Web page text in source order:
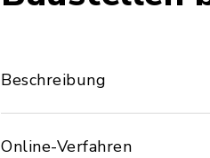
Beschreibung
Online-Verfahren